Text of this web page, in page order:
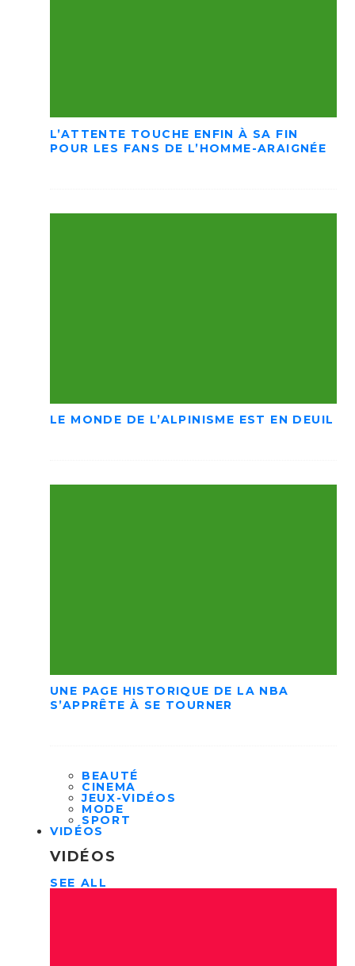
L’ATTENTE TOUCHE ENFIN À SA FIN
POUR LES FANS DE L’HOMME-ARAIGNÉE
LE MONDE DE L’ALPINISME EST EN DEUIL
UNE PAGE HISTORIQUE DE LA NBA
S’APPRÊTE À SE TOURNER
BEAUTÉ
CINEMA
JEUX-VIDÉOS
MODE
SPORT
VIDÉOS
VIDÉOS
SEE ALL